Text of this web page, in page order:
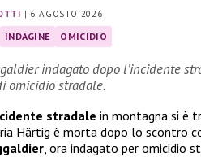
| 6 AGOSTO 2026
INDAGINE OMICIDIO
indagato dopo l’incidente
omicidio stradale.
stradale in montagna si è
Härtig è morta dopo lo scontro
, ora indagato per omicidio